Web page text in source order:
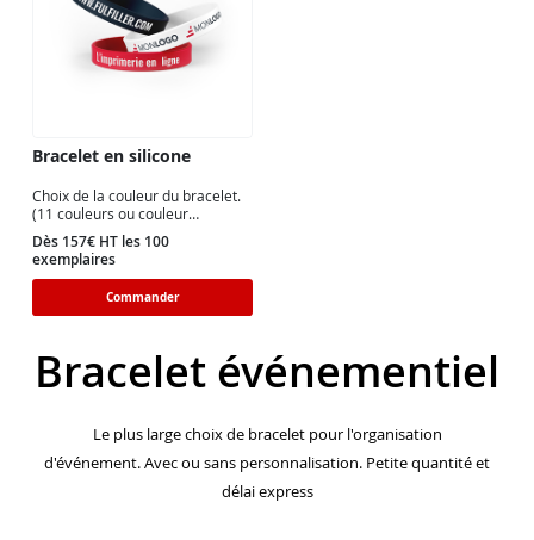
Bracelet en silicone
Choix de la couleur du bracelet.
(11 couleurs ou couleur
personnalisée). 2 tailles
disponibles.
Dès 157€ HT les 100
exemplaires
Commander
Bracelet événementiel
Le plus large choix de bracelet pour l'organisation
d'événement. Avec ou sans personnalisation. Petite quantité et
délai express